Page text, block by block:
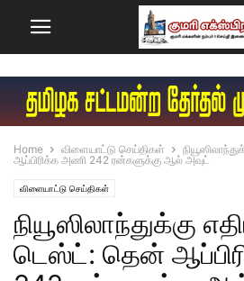
Home விளையாட்டு செய்திகள்
ஆப்பிரிக்க அணி 242 ரன்களுக்கு ஆல் அவுட்
விளையாட்டு செய்திகள்
நியூஸிலாந்துக்கு
டெஸ்ட்: தென்